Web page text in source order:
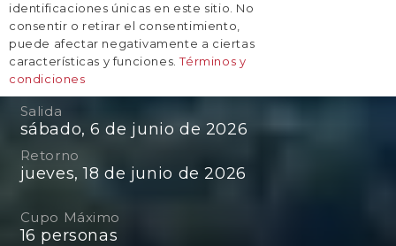
LOCAS POR EL MUNDO EN
Suiza & Crucero Por El
Danubio II
Salida
sábado, 6 de junio de 2026
Retorno
jueves, 18 de junio de 2026
Cupo Máximo
16 personas
identificaciones únicas en este sitio. No
consentir o retirar el consentimiento,
puede afectar negativamente a ciertas
características y funciones.Términos y
condiciones